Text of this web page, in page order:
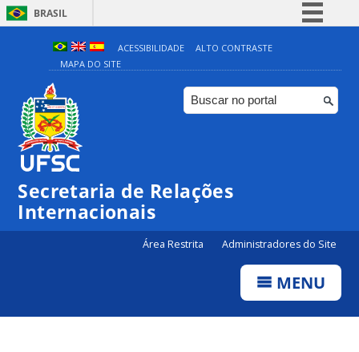
BRASIL
Simplifique!
Comunica BR
Participe
ACESSIBILIDADE
ALTO CONTRASTE
MAPA DO SITE
Secretaria de Relações
Internacionais
Área Restrita Administradores do Site
MENU